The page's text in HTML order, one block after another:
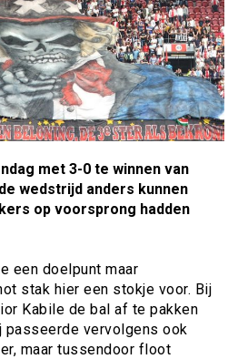
met 3-0 te winnen van
wedstrijd anders kunnen
op voorsprong hadden
een doelpunt maar
stak hier een stokje voor. Bij
Kabile de bal af te pakken
passeerde vervolgens ook
maar tussendoor floot